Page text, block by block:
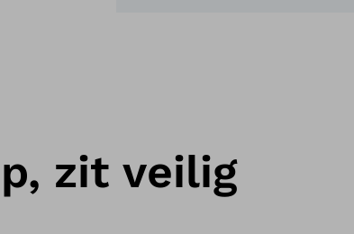
zit veilig